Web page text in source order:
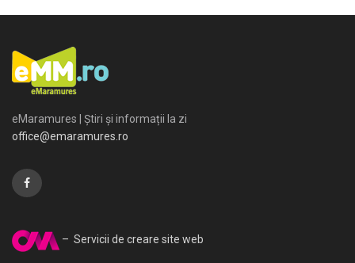
eMaramures | Știri și informații la zi
office@emaramures.ro
– Servicii de creare site web